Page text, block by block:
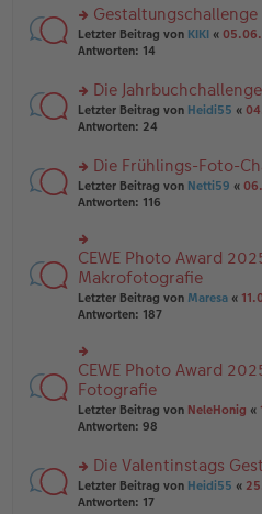
ei
tr
a
el
es
e
B
ei
tr
g
rs
te
n
g
el
e
n
er
tr
a
g
Letzter Beitrag von KIKI «
Antworten: 14
rs
te
n
g
el
e
n
er
B
ei
tr
g
Die
Letzter Beitrag von Heidi55 «
Antworten: 24
rs
te
u
n
g
el
es
e
er
B
ei
tr
a
g
Die Frühlings-Foto-
Letzter Beitrag von Netti59 «
Antworten: 116
rs
te
r
u
n
el
es
e
n
er
tr
a
g
CEWE Photo Award
Makrofotografie
Letzter Beitrag von Maresa «
Antworten: 187
rs
te
r
u
n
el
es
e
CEWE Photo Award
Fotografie
Letzter Beitrag von NeleHonig «
Antworten: 98
rs
te
Die Valentinstags
Letzter Beitrag von Heidi55 «
Antworten: 17